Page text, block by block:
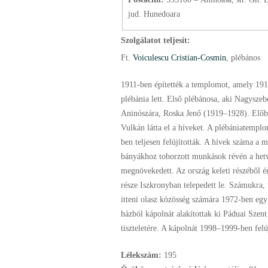
jud. Hunedoara
Szolgálatot teljesít:
Ft. Voiculescu Cristian-Cosmin , plébános
1911-ben építették a templomot, amely
plébánia lett. Első plébánosa, aki
Aninószára, Roska Jenő (1919–1928).
Vulkán látta el a híveket. A
ben teljesen felújították. A hívek száma a
bányákhoz toborzott munkások révén a
megnövekedett. Az ország keleti részéből
része Iszkronyban telepedett le.
itteni olasz közösség számára 1972-ben
házból kápolnát alakítottak ki Páduai
tiszteletére. A kápolnát 1998–1999-ben
Lélekszám: 195